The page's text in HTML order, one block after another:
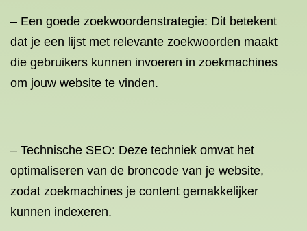
– Een goede zoekwoordenstrategie: Dit betekent
dat je een lijst met relevante zoekwoorden maakt
die gebruikers kunnen invoeren in zoekmachines
om jouw website te vinden.
– Technische SEO: Deze techniek omvat het
optimaliseren van de broncode van je website,
zodat zoekmachines je content gemakkelijker
kunnen indexeren.